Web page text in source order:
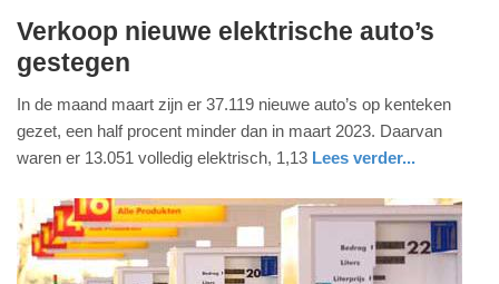
dinsdag,
2.
april
2024
-
Update:
09-
Verkoop nieuwe elektrische auto’s
gestegen
In de maand maart zijn er 37.119 nieuwe auto’s op kenteken
gezet, een half procent minder dan in maart 2023. Daarvan
waren er 13.051 volledig elektrisch, 1,13 Lees verder...